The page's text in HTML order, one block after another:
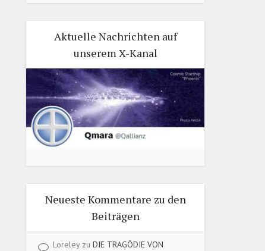
Aktuelle Nachrichten auf
unserem X-Kanal
Neueste Kommentare zu den
Beiträgen
Loreleyzu DIE TRAGÖDIE VON